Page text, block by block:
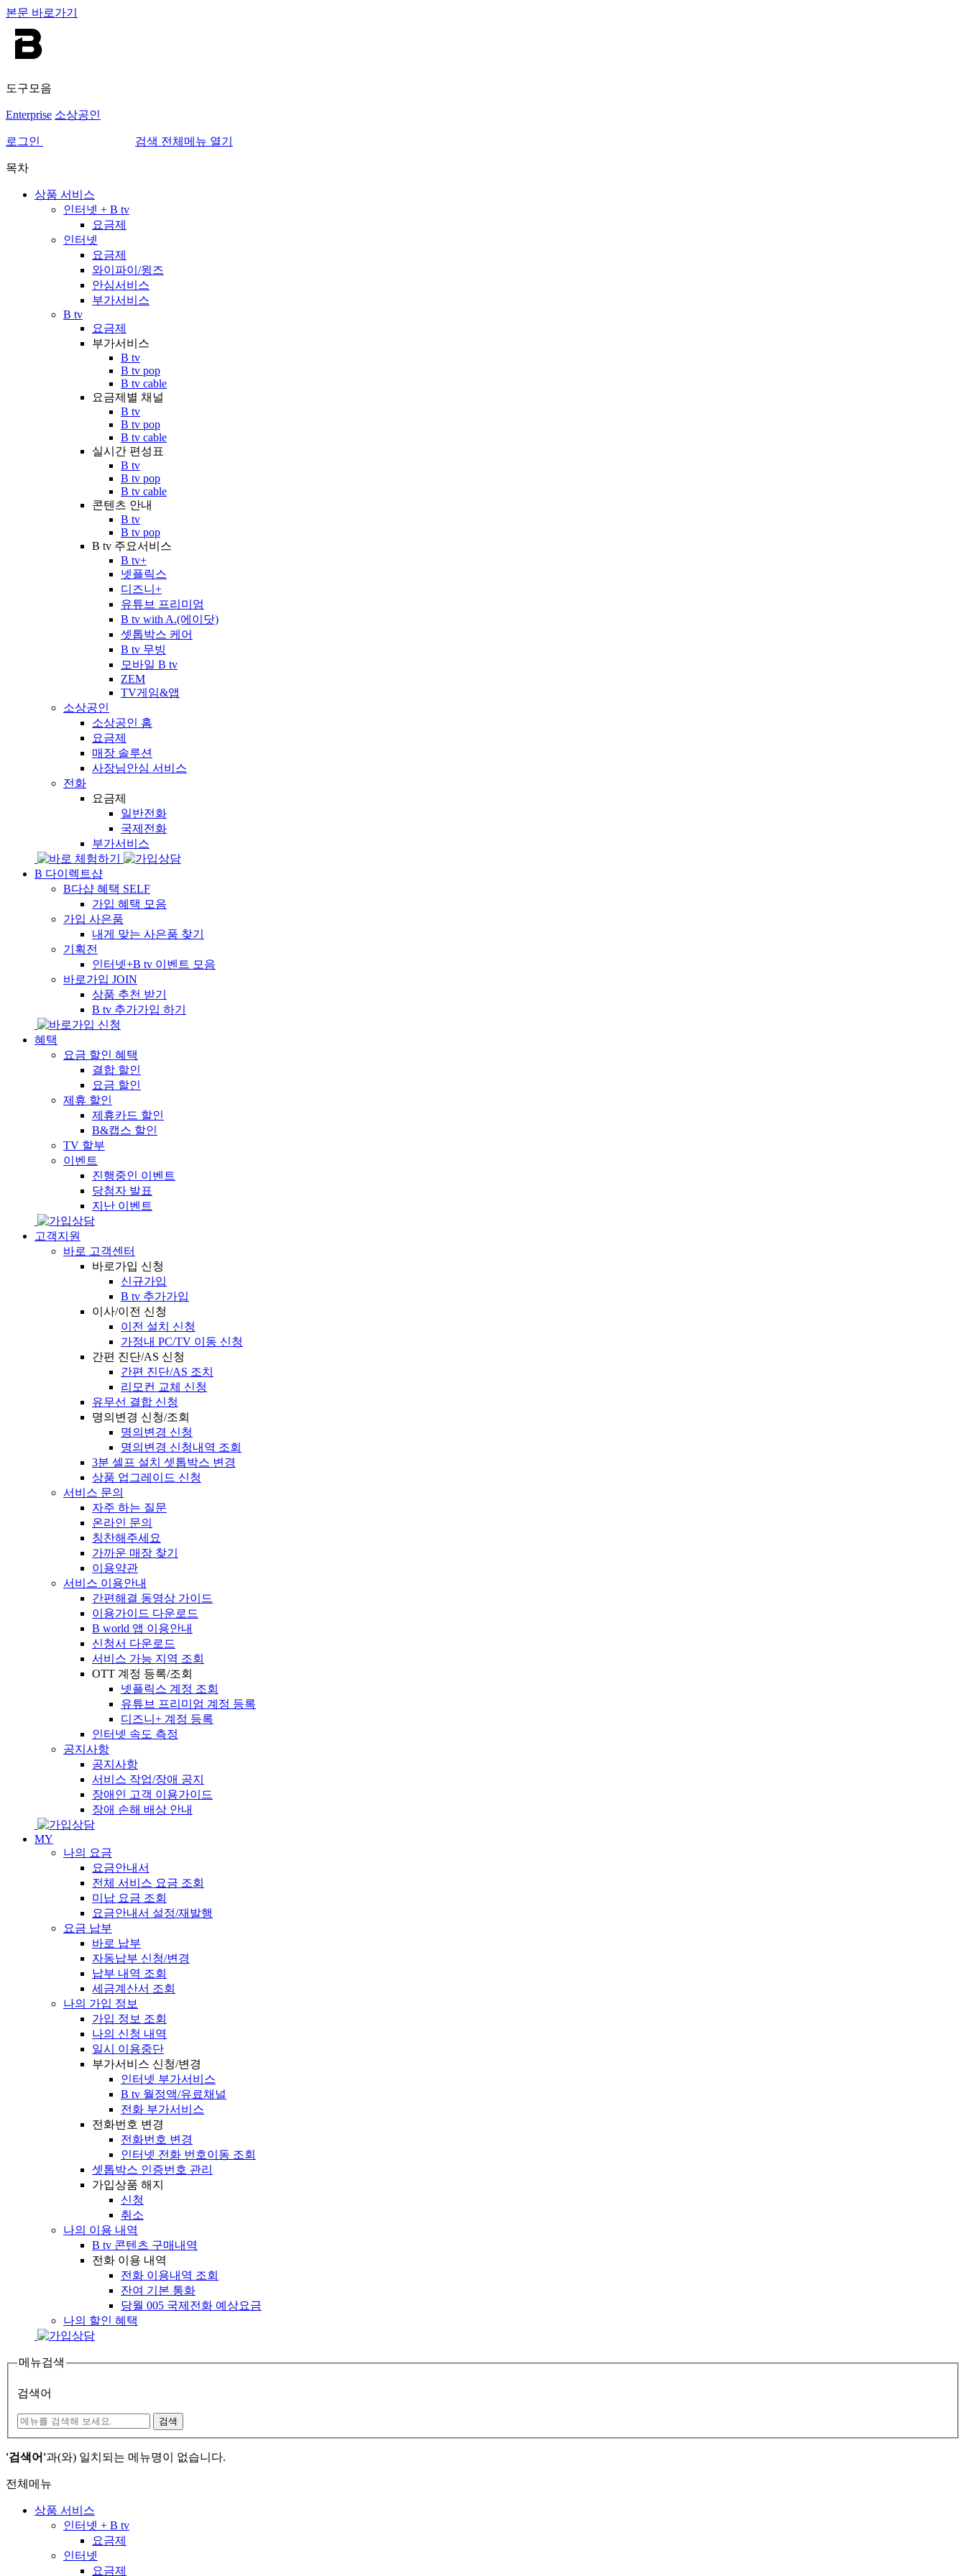
본문 바로가기
도구모음
Enterprise 소상공인
로그인 검색 전체메뉴 열기
목차
상품 서비스
인터넷 + B tv
요금제
인터넷
요금제
와이파이/윙즈
안심서비스
부가서비스
B tv
요금제
부가서비스
B tv
B tv pop
B tv cable
요금제별 채널
B tv
B tv pop
B tv cable
실시간 편성표
B tv
B tv pop
B tv cable
콘텐츠 안내
B tv
B tv pop
B tv 주요서비스
B tv+
넷플릭스
디즈니+
유튜브 프리미엄
B tv with A.(에이닷)
셋톱박스 케어
B tv 무빙
모바일 B tv
ZEM
TV게임&앱
소상공인
소상공인 홈
요금제
매장 솔루션
사장님안심 서비스
전화
요금제
일반전화
국제전화
부가서비스
B 다이렉트샵
B다샵 혜택 SELF
가입 혜택 모음
가입 사은품
내게 맞는 사은품 찾기
기획전
인터넷+B tv 이벤트 모음
바로가입 JOIN
상품 추천 받기
B tv 추가가입 하기
혜택
요금 할인 혜택
결합 할인
요금 할인
제휴 할인
제휴카드 할인
B&캡스 할인
TV 할부
이벤트
진행중인 이벤트
당첨자 발표
지난 이벤트
고객지원
바로 고객센터
바로가입 신청
신규가입
B tv 추가가입
이사/이전 신청
이전 설치 신청
가정내 PC/TV 이동 신청
간편 진단/AS 신청
간편 진단/AS 조치
리모컨 교체 신청
유무선 결합 신청
명의변경 신청/조회
명의변경 신청
명의변경 신청내역 조회
3분 셀프 설치 셋톱박스 변경
상품 업그레이드 신청
서비스 문의
자주 하는 질문
온라인 문의
칭찬해주세요
가까운 매장 찾기
이용약관
서비스 이용안내
간편해결 동영상 가이드
이용가이드 다운로드
B world 앱 이용안내
신청서 다운로드
서비스 가능 지역 조회
OTT 계정 등록/조회
넷플릭스 계정 조회
유튜브 프리미엄 계정 등록
디즈니+ 계정 등록
인터넷 속도 측정
공지사항
공지사항
서비스 작업/장애 공지
장애인 고객 이용가이드
장애 손해 배상 안내
MY
나의 요금
요금안내서
전체 서비스 요금 조회
미납 요금 조회
요금안내서 설정/재발행
요금 납부
바로 납부
자동납부 신청/변경
납부 내역 조회
세금계산서 조회
나의 가입 정보
가입 정보 조회
나의 신청 내역
일시 이용중단
부가서비스 신청/변경
인터넷 부가서비스
B tv 월정액/유료채널
전화 부가서비스
전화번호 변경
전화번호 변경
인터넷 전화 번호이동 조회
셋톱박스 인증번호 관리
가입상품 해지
신청
취소
나의 이용 내역
B tv 콘텐츠 구매내역
전화 이용 내역
전화 이용내역 조회
잔여 기본 통화
당월 005 국제전화 예상요금
나의 할인 혜택
메뉴검색
검색어
검색
'검색어'과(와) 일치되는 메뉴명이 없습니다.
전체메뉴
상품 서비스
인터넷 + B tv
요금제
인터넷
요금제